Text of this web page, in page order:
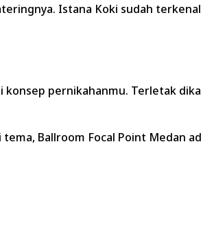
Istana Koki sudah
pernikahanmu. Terletak
Ballroom Focal Point Medan